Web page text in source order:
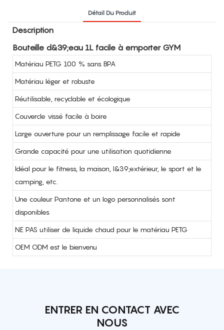
Détail Du Produit
Description
Bouteille d&39;eau 1L facile à emporter GYM
Matériau PETG 100 % sans BPA
Matériau léger et robuste
Réutilisable, recyclable et écologique
Couvercle vissé facile à boire
Large ouverture pour un remplissage facile et rapide
Grande capacité pour une utilisation quotidienne
Idéal pour le fitness, la maison, l&39;extérieur, le sport et le
camping, etc.
Une couleur Pantone et un logo personnalisés sont
disponibles
NE PAS utiliser de liquide chaud pour le matériau PETG
OEM ODM est le bienvenu
ENTRER EN CONTACT AVEC
NOUS